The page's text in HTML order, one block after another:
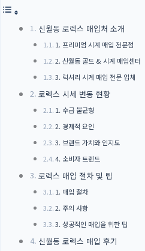
신월동 로렉스 매입처 소개
1. 프리미엄 시계 매입 전문점
2. 신월동 골드 & 시계 매입센터
3. 럭셔리 시계 매입 전문 업체
로렉스 시세 변동 현황
1. 수급 불균형
2. 경제적 요인
3. 브랜드 가치와 인지도
4. 소비자 트렌드
로렉스 매입 절차 및 팁
1. 매입 절차
2. 주의 사항
3. 성공적인 매입을 위한 팁
신월동 로렉스 매입 후기